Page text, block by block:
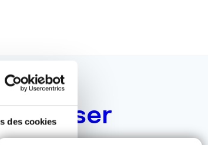
des cookies